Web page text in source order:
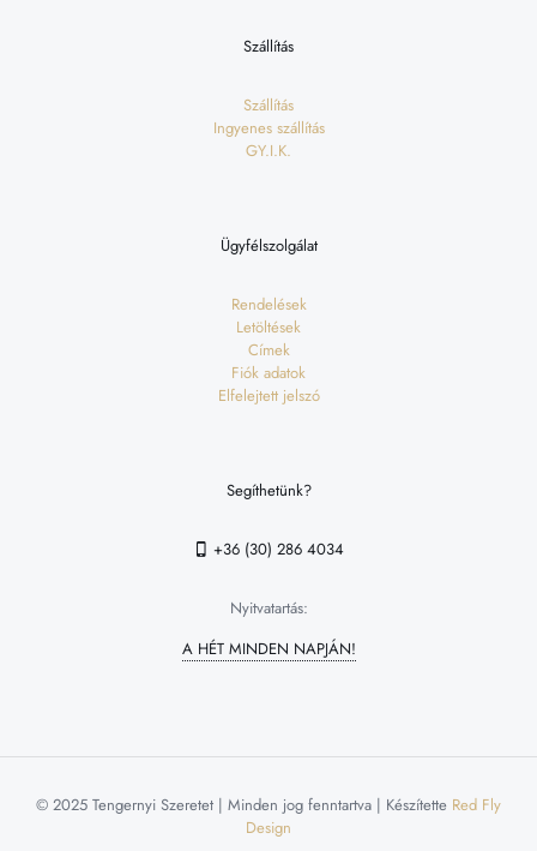
Szállítás
Szállítás
Ingyenes szállítás
GY.I.K.
Ügyfélszolgálat
Rendelések
Letöltések
Címek
Fiók adatok
Elfelejtett jelszó
Segíthetünk?
+36 (30) 286 4034
Nyitvatartás:
A HÉT MINDEN NAPJÁN!
© 2025 Tengernyi Szeretet | Minden jog fenntartva | Készítette Red Fly
Design